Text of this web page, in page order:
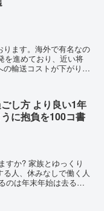
ます。海外で有名なの
を進めており、近い将
輸送コストが下がり宇
し方 より良い1年
に抱負を100コ書
すか? 家族とゆっくり
人、休みなしで働く人
のは年末年始は去る年